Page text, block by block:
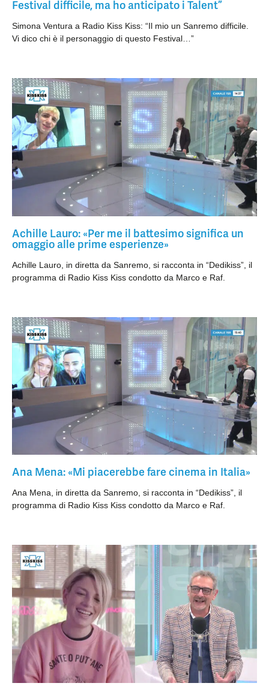
Festival difficile, ma ho anticipato i Talent”
Simona Ventura a Radio Kiss Kiss: “Il mio un Sanremo difficile.
Vi dico chi è il personaggio di questo Festival…”
Achille Lauro: «Per me il battesimo significa un
omaggio alle prime esperienze»
Achille Lauro, in diretta da Sanremo, si racconta in “Dedikiss”, il
programma di Radio Kiss Kiss condotto da Marco e Raf.
Ana Mena: «Mi piacerebbe fare cinema in Italia»
Ana Mena, in diretta da Sanremo, si racconta in “Dedikiss”, il
programma di Radio Kiss Kiss condotto da Marco e Raf.